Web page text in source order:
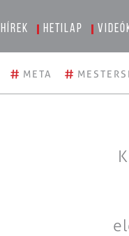
Hírek Hetilap
# META #